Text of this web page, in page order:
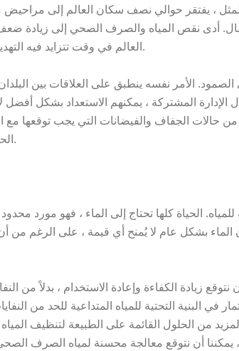
، يفتقر حوالي نصف سكان العالم إلى مراحيض
أدى نقص المياه والصرف الصحي إلى زيادة
العالم في وقت تتزايد فيه التهديدات المناخية.
الصمود. الأمر نفسه ينطبق على العلاقات بين
الإدارة المشتركة ، يمكنهم الاستعداد بشكل
من حالات الجفاف والفيضانات التي يجب توقعها مع
الحرارة العالمية.
الحياة كلها تحتاج إلى الماء ، فهو مورد
بشكل عام لا يُمنح أي قيمة ، على الرغم من أن
زيادة الكفاءة وإعادة الاستخدام ، بدلاً من
البنية التحتية للمياه المتداعية للحد من
من الحلول القائمة على الطبيعة لتنظيف
، يمكننا أن نتوقع معالجة محسنة لمياه الصرف